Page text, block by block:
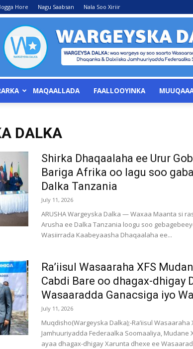
Hore Nagu Saabsan Nala Soo Xiriir
MAQAALLADA FAALLOOYINKA
DALKA
Shirka Dhaqaalaha ee Urur
Bariga Afrika oo lagu soo
Dalka Tanzania
July 11, 2026
ARUSHA Wargeyska Dalka — Waxaa Maanta si
Arusha ee Dalka Tanzania loogu soo
Wasiirrada Kaabeyaasha Dhaqaalaha ee...
Ra’iisul Wasaaraha XFS
Cabdi Bare oo dhagax-dhigay
Wasaaradda Ganacsiga iyo
July 11, 2026
Muqdisho(Wargeyska Dalka);-Ra’iisul
Jamhuuriyadda Federaalka Soomaaliya, Mudane
ayaa dhagax-dhigay Xarunta dhexe ee